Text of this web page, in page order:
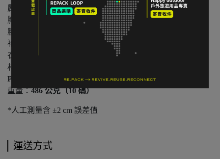
肩寬： 約 42 cm（10 碼）
胸寬平量：
約 51 cm（10 碼）
腰寬平量：
約 48 cm（10 碼）
袖長：
衣長：
約 67 cm
材質：
P.U.R.E. 再生羽絨
重量：486 公克（10 碼）
*人工測量含 ±2 cm 誤差值
運送方式